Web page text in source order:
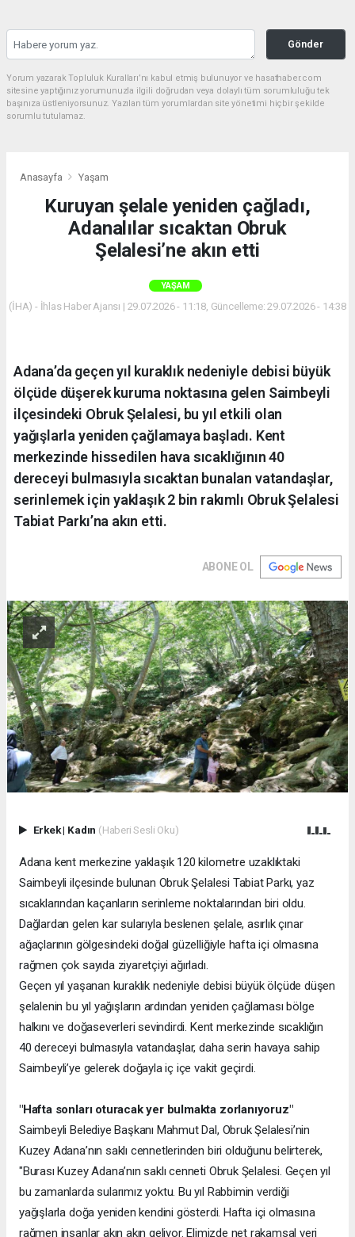
Gönder
Yorum yazarak Topluluk Kuralları’nı kabul etmiş bulunuyor ve hasathaber.com
sitesine yaptığınız yorumunuzla ilgili doğrudan veya dolaylı tüm sorumluluğu tek
başınıza üstleniyorsunuz. Yazılan tüm yorumlardan site yönetimi hiçbir şekilde
sorumlu tutulamaz.
Anasayfa Yaşam
Kuruyan şelale yeniden çağladı,
Adanalılar sıcaktan Obruk
Şelalesi’ne akın etti
YAŞAM
(İHA) - İhlas Haber Ajansı | 29.07.2026 - 11:18, Güncelleme: 29.07.2026 - 14:38
Adana’da geçen yıl kuraklık nedeniyle debisi büyük
ölçüde düşerek kuruma noktasına gelen Saimbeyli
ilçesindeki Obruk Şelalesi, bu yıl etkili olan
yağışlarla yeniden çağlamaya başladı. Kent
merkezinde hissedilen hava sıcaklığının 40
dereceyi bulmasıyla sıcaktan bunalan vatandaşlar,
serinlemek için yaklaşık 2 bin rakımlı Obruk Şelalesi
Tabiat Parkı’na akın etti.
ABONE OL
Erkek| Kadın (Haberi Sesli Oku)
Adana kent merkezine yaklaşık 120 kilometre uzaklıktaki
Saimbeyli ilçesinde bulunan Obruk Şelalesi Tabiat Parkı, yaz
sıcaklarından kaçanların serinleme noktalarından biri oldu.
Dağlardan gelen kar sularıyla beslenen şelale, asırlık çınar
ağaçlarının gölgesindeki doğal güzelliğiyle hafta içi olmasına
rağmen çok sayıda ziyaretçiyi ağırladı.
Geçen yıl yaşanan kuraklık nedeniyle debisi büyük ölçüde düşen
şelalenin bu yıl yağışların ardından yeniden çağlaması bölge
halkını ve doğaseverleri sevindirdi. Kent merkezinde sıcaklığın
40 dereceyi bulmasıyla vatandaşlar, daha serin havaya sahip
Saimbeyli’ye gelerek doğayla iç içe vakit geçirdi.
"Hafta sonları oturacak yer bulmakta zorlanıyoruz"
Saimbeyli Belediye Başkanı Mahmut Dal, Obruk Şelalesi’nin
Kuzey Adana’nın saklı cennetlerinden biri olduğunu belirterek,
"Burası Kuzey Adana’nın saklı cenneti Obruk Şelalesi. Geçen yıl
bu zamanlarda sularımız yoktu. Bu yıl Rabbimin verdiği
yağışlarla doğa yeniden kendini gösterdi. Hafta içi olmasına
rağmen insanlar akın akın geliyor. Elimizde net rakamsal veri